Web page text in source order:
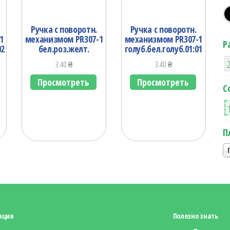
Ручка с поворотн.
механизмом PR307-1
бел.роз.желт.
3.40₴
Просмотреть
Ручка с поворотн.
механизмом PR307-1
голуб.бел.голуб.01:01
3.40₴
Просмотреть
Полезно знать